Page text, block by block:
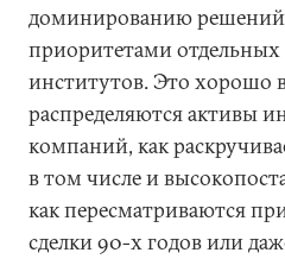
доминированию
приоритетами
институтов. Это хорошо
распределяются активы
компаний, как
в том числе и
как пересматриваются
сделки 90-х годов или